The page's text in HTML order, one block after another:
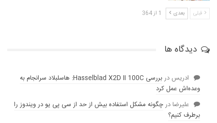
قبلی بعدی 1 از 364
دیدگاه ها
ادریس در
بررسی Hasselblad X2D II 100C: هاسلبلاد سرانجام به
وعده‌‌اش عمل کرد
عليرضادرچگونه مشکل استفاده بیش از حد از سی پی یو در ویندوز را
برطرف کنیم؟